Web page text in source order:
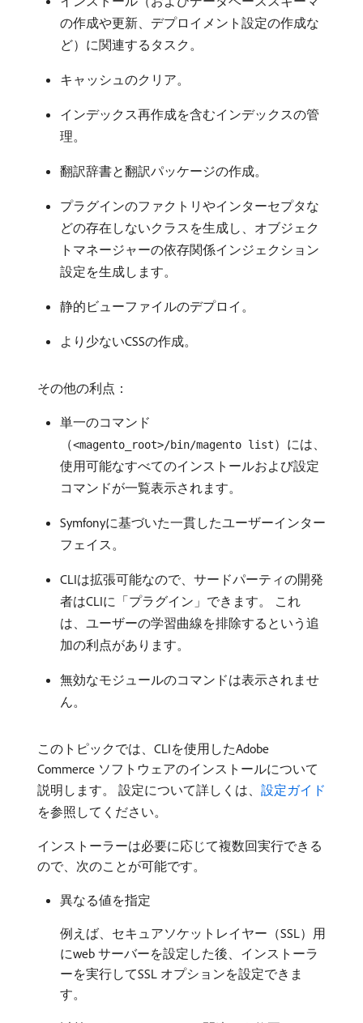
の作成や更新、デプロイメント設定の作成な
ど）に関連するタスク。
キャッシュのクリア。
インデックス再作成を含むインデックスの管
理。
翻訳辞書と翻訳パッケージの作成。
プラグインのファクトリやインターセプタな
どの存在しないクラスを生成し、オブジェク
トマネージャーの依存関係インジェクション
設定を生成します。
静的ビューファイルのデプロイ。
より少ないCSSの作成。
その他の利点：
単一のコマンド
（<magento_root>/bin/magento list）には、
使用可能なすべてのインストールおよび設定
コマンドが一覧表示されます。
Symfonyに基づいた一貫したユーザーインター
フェイス。
CLIは拡張可能なので、サードパーティの開発
者はCLIに「プラグイン」できます。 これ
は、ユーザーの学習曲線を排除するという追
加の利点があります。
無効なモジュールのコマンドは表示されませ
ん。
このトピックでは、CLIを使用したAdobe
Commerce ソフトウェアのインストールについて
説明します。 設定について詳しくは、 設定ガイド
を参照してください。
インストーラーは必要に応じて複数回実行できる
ので、次のことが可能です。
異なる値を指定
例えば、セキュアソケットレイヤー（SSL）用
にweb サーバーを設定した後、インストーラ
ーを実行してSSL オプションを設定できま
す。